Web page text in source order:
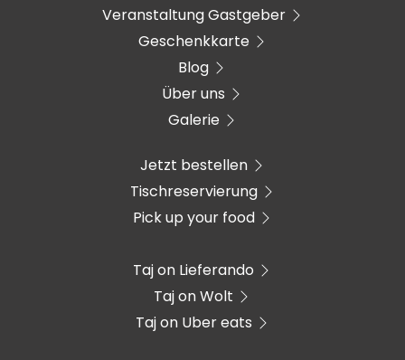
Veranstaltung Gastgeber
Geschenkkarte
Blog
Über uns
Galerie
Jetzt bestellen
Tischreservierung
Pick up your food
Taj on Lieferando
Taj on Wolt
Taj on Uber eats